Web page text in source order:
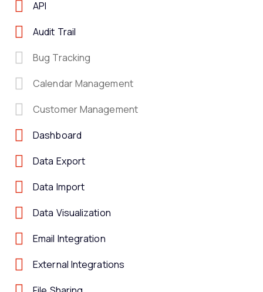
API
Audit Trail
Bug Tracking
Calendar Management
Customer Management
Dashboard
Data Export
Data Import
Data Visualization
Email Integration
External Integrations